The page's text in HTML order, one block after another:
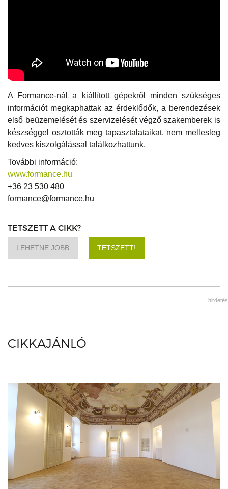
A Formance-nál a kiállított gépekről minden szükséges
információt megkaphattak az érdeklődők, a berendezések
első beüzemelését és szervizelését végző szakemberek is
készséggel osztották meg tapasztalataikat, nem mellesleg
kedves kiszolgálással találkozhattunk.
További információ:
www.formance.hu
+36 23 530 480
formance@formance.hu
TETSZETT A CIKK?
LEHETNE JOBB TETSZETT!
hirdetés
CIKKAJÁNLÓ